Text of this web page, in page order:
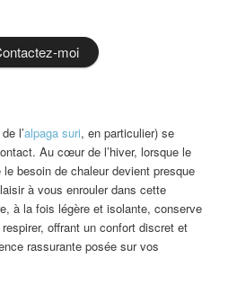
moi
l’alpaga suri, en particulier) se
Au cœur de l’hiver, lorsque le
besoin de chaleur devient presque
à vous enrouler dans cette
à la fois légère et isolante, conserve
offrant un confort discret et
rassurante posée sur vos